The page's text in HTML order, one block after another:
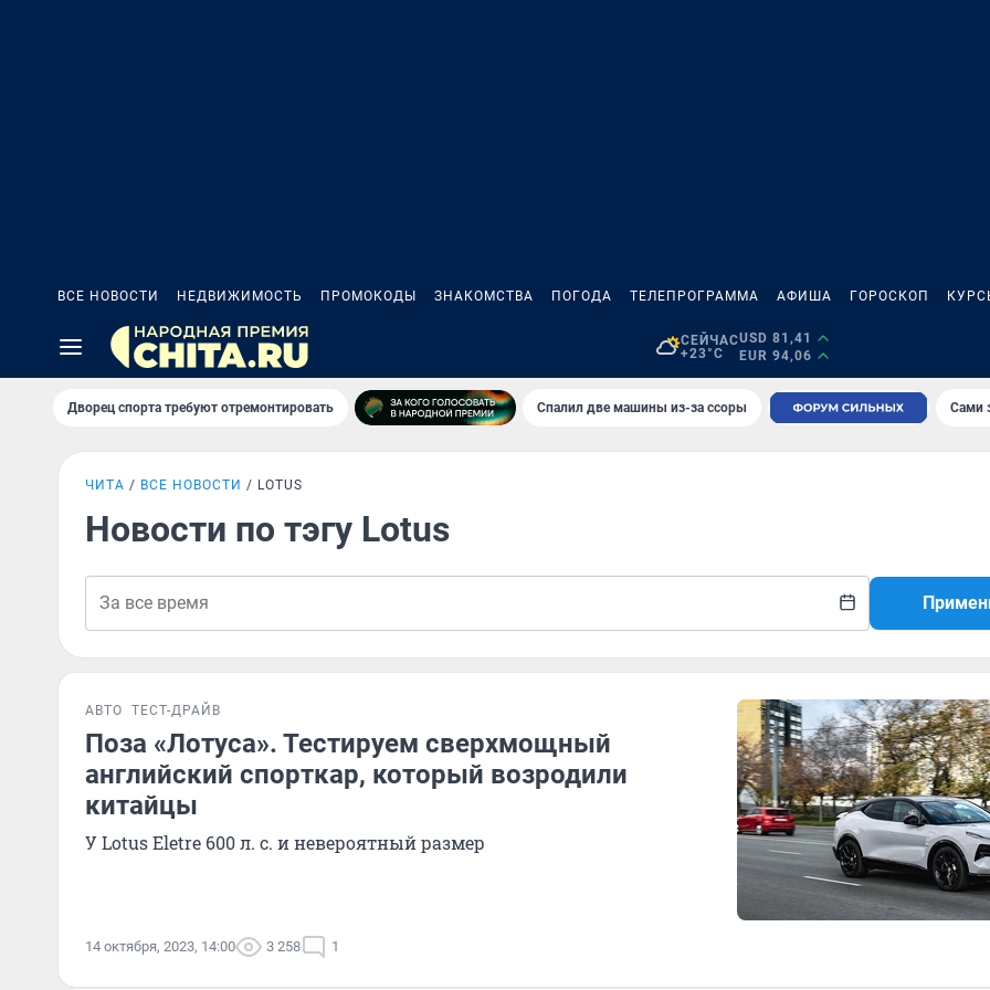
ВСЕ НОВОСТИ НЕДВИЖИМОСТЬ ПРОМОКОДЫ ЗНАКОМСТВА ПОГОДА ТЕЛЕПРОГРАММА АФИША ГОРОСКОП
СЕЙЧАС
+23°C
USD 81,41
EUR 94,06
Дворец спорта требуют отремонтировать Спалил две машины из-за ссоры Сами
ЧИТА ВСЕ НОВОСТИ LOTUS
Новости по тэгу Lotus
АВТО ТЕСТ-ДРАЙВ
Поза «Лотуса». Тестируем сверхмощный
английский спорткар, который возродили
китайцы
У Lotus Eletre 600 л. с. и невероятный размер
14 октября, 2023, 14:00 3 258 1